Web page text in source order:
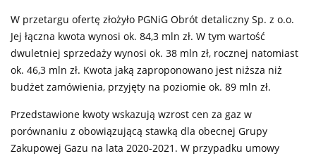
W przetargu ofertę złożyło PGNiG Obrót detaliczny Sp. z o.o.
Jej łączna kwota wynosi ok. 84,3 mln zł. W tym wartość
dwuletniej sprzedaży wynosi ok. 38 mln zł, rocznej natomiast
ok. 46,3 mln zł. Kwota jaką zaproponowano jest niższa niż
budżet zamówienia, przyjęty na poziomie ok. 89 mln zł.
Przedstawione kwoty wskazują wzrost cen za gaz w
porównaniu z obowiązującą stawką dla obecnej Grupy
Zakupowej Gazu na lata 2020-2021. W przypadku umowy